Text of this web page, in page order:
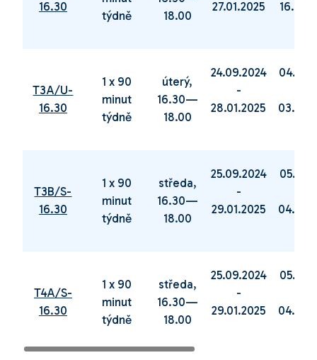
16.30
týdně
18.00
27.01.2025
T3A/U-
16.30
1 x 90
minut
týdně
úterý,
16.30—
18.00
24.09.2024
-
28.01.2025
T3B/S-
16.30
1 x 90
minut
týdně
středa,
16.30—
18.00
25.09.2024
-
29.01.2025
T4A/S-
16.30
1 x 90
minut
týdně
středa,
16.30—
18.00
25.09.2024
-
29.01.2025